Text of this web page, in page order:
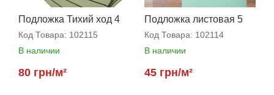
Подложка Тихий ход 4
мм
Код Товара: 102115
В наличии
80 грн/м²
Подложка листовая 5
мм
Код Товара: 102114
В наличии
45 грн/м²